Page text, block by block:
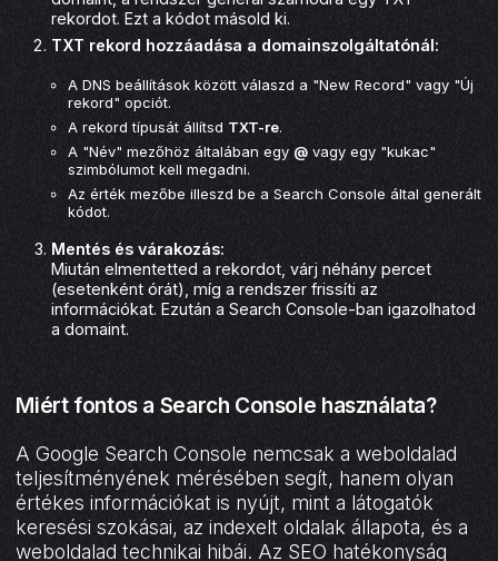
rekordot. Ezt a kódot másold ki.
TXT rekord hozzáadása a domainszolgáltatónál:
A DNS beállítások között válaszd a "New Record" vagy "Új
rekord" opciót.
A rekord típusát állítsd TXT-re.
A "Név" mezőhöz általában egy @vagy egy "kukac"
szimbólumot kell megadni.
Az érték mezőbe illeszd be a Search Console által generált
kódot.
Mentés és várakozás:
Miután elmentetted a rekordot, várj néhány percet
(esetenként órát), míg a rendszer frissíti az
információkat. Ezután a Search Console-ban igazolhatod
a domaint.
Miért fontos a Search Console használata?
A Google Search Console nemcsak a weboldalad
teljesítményének mérésében segít, hanem olyan
értékes információkat is nyújt, mint a látogatók
keresési szokásai, az indexelt oldalak állapota, és a
weboldalad technikai hibái. Az SEO hatékonyság